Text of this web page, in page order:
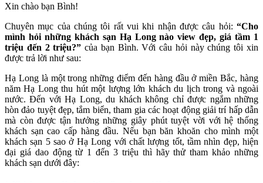
Xin chào bạn Bình!
Chuyên mục của chúng tôi rất vui khi nhận được câu hỏi: “Cho
mình hỏi những khách sạn Hạ Long nào view đẹp, giá tầm 1
triệu đến 2 triệu?” của bạn Bình. Với câu hỏi này chúng tôi xin
được trả lời như sau:
Hạ Long là một trong những điểm đến hàng đầu ở miền Bắc, hàng
năm Hạ Long thu hút một lượng lớn khách du lịch trong và ngoài
nước. Đến với Hạ Long, du khách không chỉ được ngắm những
hòn đảo tuyệt đẹp, tắm biển, tham gia các hoạt động giải trí hấp dẫn
mà còn được tận hưởng những giây phút tuyệt vời với hệ thống
khách sạn cao cấp hàng đầu. Nếu bạn băn khoăn cho mình một
khách sạn 5 sao ở Hạ Long với chất lượng tốt, tầm nhìn đẹp, hiện
đại giá dao động từ 1 đến 3 triệu thì hãy thử tham khảo những
khách sạn dưới đây: